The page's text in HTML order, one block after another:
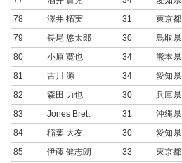
78
澤井 拓実 31 東京都
79
長尾 悠太郎 30 鳥取県
80
小原 寛也 34 熊本県
81
古川 源 34 愛知県
82
森田 力也 30 兵庫県
83
Jones Brett 31 沖縄県
84
稲葉 大友 30 愛知県
85
伊藤 健志朗 33 東京都